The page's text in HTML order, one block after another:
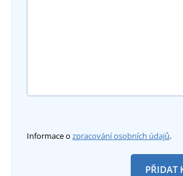
Informace o zpracování osobních údajů.
PŘIDAT